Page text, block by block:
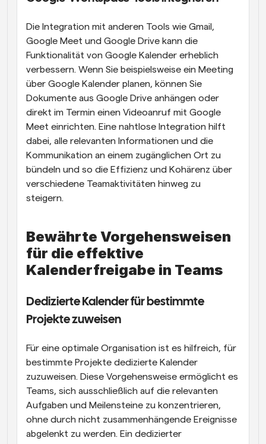
Die Integration mit anderen Tools wie Gmail,
Google Meet und Google Drive kann die
Funktionalität von Google Kalender erheblich
verbessern. Wenn Sie beispielsweise ein Meeting
über Google Kalender planen, können Sie
Dokumente aus Google Drive anhängen oder
direkt im Termin einen Videoanruf mit Google
Meet einrichten. Eine nahtlose Integration hilft
dabei, alle relevanten Informationen und die
Kommunikation an einem zugänglichen Ort zu
bündeln und so die Effizienz und Kohärenz über
verschiedene Teamaktivitäten hinweg zu
steigern.
Bewährte Vorgehensweisen
für die effektive
Kalenderfreigabe in Teams
Dedizierte Kalender für bestimmte
Projekte zuweisen
Für eine optimale Organisation ist es hilfreich, für
bestimmte Projekte dedizierte Kalender
zuzuweisen. Diese Vorgehensweise ermöglicht es
Teams, sich ausschließlich auf die relevanten
Aufgaben und Meilensteine zu konzentrieren,
ohne durch nicht zusammenhängende Ereignisse
abgelenkt zu werden. Ein dedizierter